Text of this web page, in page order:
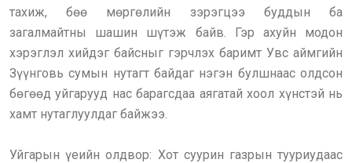
тахиж, бөө мөргөлийн зэрэгцээ буддын ба
загалмайтны шашин шүтэж байв. Гэр ахуйн модон
хэрэглэл хийдэг байсныг гэрчлэх баримт Увс аймгийн
Зүүнговь сумын нутагт байдаг нэгэн булшнаас олдсон
бөгөөд уйгарууд нас барагсдаа аягатай хоол хүнстэй нь
хамт нутаглуулдаг байжээ.
Уйгарын үеийн олдвор: Хот суурин газрын тууриудаас